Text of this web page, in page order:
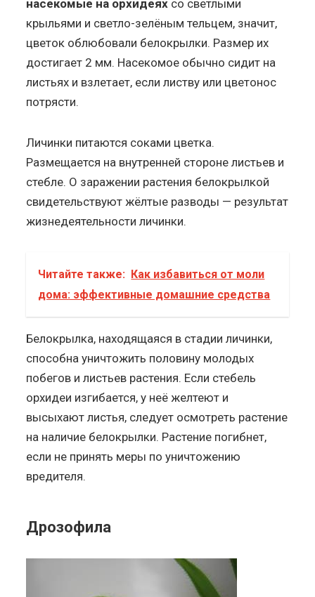
насекомые на орхидеях со светлыми
крыльями и светло-зелёным тельцем, значит,
цветок облюбовали белокрылки. Размер их
достигает 2 мм. Насекомое обычно сидит на
листьях и взлетает, если листву или цветонос
потрясти.
Личинки питаются соками цветка.
Размещается на внутренней стороне листьев и
стебле. О заражении растения белокрылкой
свидетельствуют жёлтые разводы — результат
жизнедеятельности личинки.
Читайте также: Как избавиться от моли
дома: эффективные домашние средства
Белокрылка, находящаяся в стадии личинки,
способна уничтожить половину молодых
побегов и листьев растения. Если стебель
орхидеи изгибается, у неё желтеют и
высыхают листья, следует осмотреть растение
на наличие белокрылки. Растение погибнет,
если не принять меры по уничтожению
вредителя.
Дрозофила